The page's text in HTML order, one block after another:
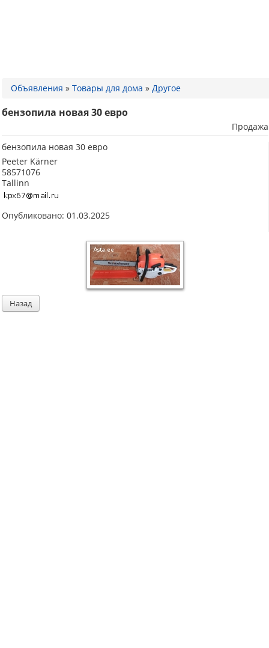
Объявления » Товары для дома » Другое
бензопила новая 30 евро
Продажа
бензопила новая 30 евро
Peeter Kärner
58571076
Tallinn
Опубликовано: 01.03.2025
Назад